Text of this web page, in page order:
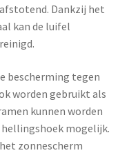
Dankzij het
kan de luifel
bescherming tegen
worden gebruikt als
kunnen worden
mogelijk.
zonnescherm